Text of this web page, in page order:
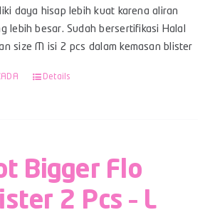
daya hisap lebih kuat karena aliran
lebih besar. Sudah bersertifikasi Halal
size M isi 2 pcs dalam kemasan blister
Details
Bigger Flo
2 Pcs – L